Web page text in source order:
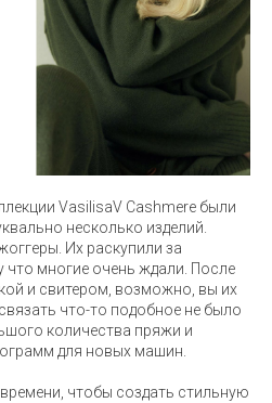
VasilisaV Cashmere были
несколько изделий.
Их раскупили за
многие очень ждали. После
и свитером, возможно, вы их
что-то подобное не было
количества пряжи и
для новых машин.
чтобы создать стильную